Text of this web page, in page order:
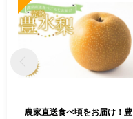
農家直送食べ頃をお届け！豊